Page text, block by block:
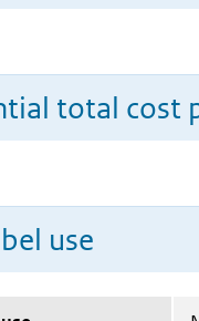
total cost
use